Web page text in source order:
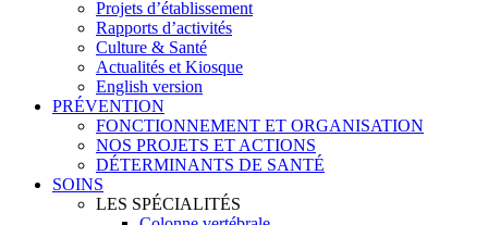
Projets d’établissement
Rapports d’activités
Culture & Santé
Actualités et Kiosque
English version
PRÉVENTION
FONCTIONNEMENT ET ORGANISATION
NOS PROJETS ET ACTIONS
DÉTERMINANTS DE SANTÉ
SOINS
LES SPÉCIALITÉS